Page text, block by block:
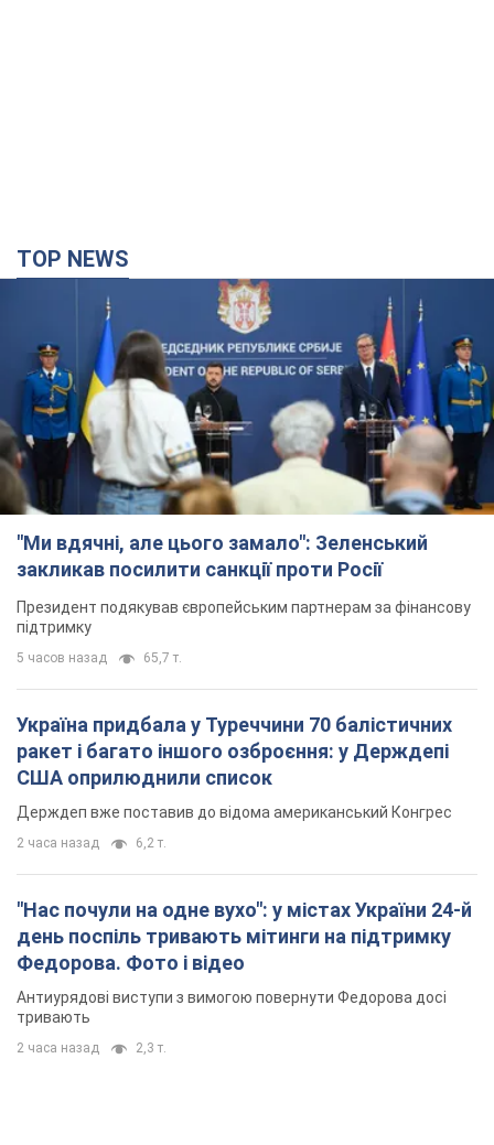
TOP NEWS
"Ми вдячні, але цього замало": Зеленський
закликав посилити санкції проти Росії
Президент подякував європейським партнерам за фінансову
підтримку
5 часов назад 65,7 т.
Україна придбала у Туреччини 70 балістичних
ракет і багато іншого озброєння: у Держдепі
США оприлюднили список
Держдеп вже поставив до відома американський Конгрес
2 часа назад 6,2 т.
"Нас почули на одне вухо": у містах України 24-й
день поспіль тривають мітинги на підтримку
Федорова. Фото і відео
Антиурядові виступи з вимогою повернути Федорова досі
тривають
2 часа назад 2,3 т.